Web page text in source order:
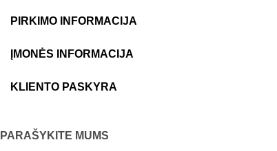
PIRKIMO INFORMACIJA
ĮMONĖS INFORMACIJA
KLIENTO PASKYRA
PARAŠYKITE MUMS